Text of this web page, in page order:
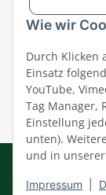
Wie wir
Durch Klicken
Einsatz
YouTube,
Tag Manager,
Einstellung
unten).
und in unserer
Impressum